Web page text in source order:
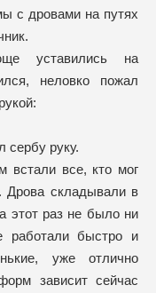
с дровами на путях
уставились на
неловко пожал
сербу руку.
встали все, кто мог
Дрова складывали в
этот раз не было ни
работали быстро и
уже отлично
зависит сейчас